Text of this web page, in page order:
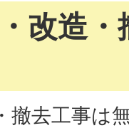
改造・
撤去工事は